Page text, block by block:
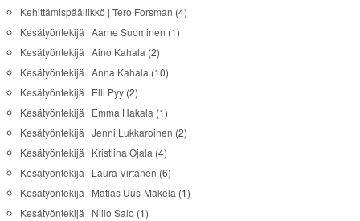
Kehittämispäällikkö | Tero Forsman (4)
Kesätyöntekijä | Aarne Suominen (1)
Kesätyöntekijä | Aino Kahala (2)
Kesätyöntekijä | Anna Kahala (10)
Kesätyöntekijä | Elli Pyy(2)
Kesätyöntekijä | Emma Hakala (1)
Kesätyöntekijä | Jenni Lukkaroinen (2)
Kesätyöntekijä | Kristiina Ojala (4)
Kesätyöntekijä | Laura Virtanen (6)
Kesätyöntekijä | Matias Uus-Mäkelä (1)
Kesätyöntekijä | Niilo Salo (1)